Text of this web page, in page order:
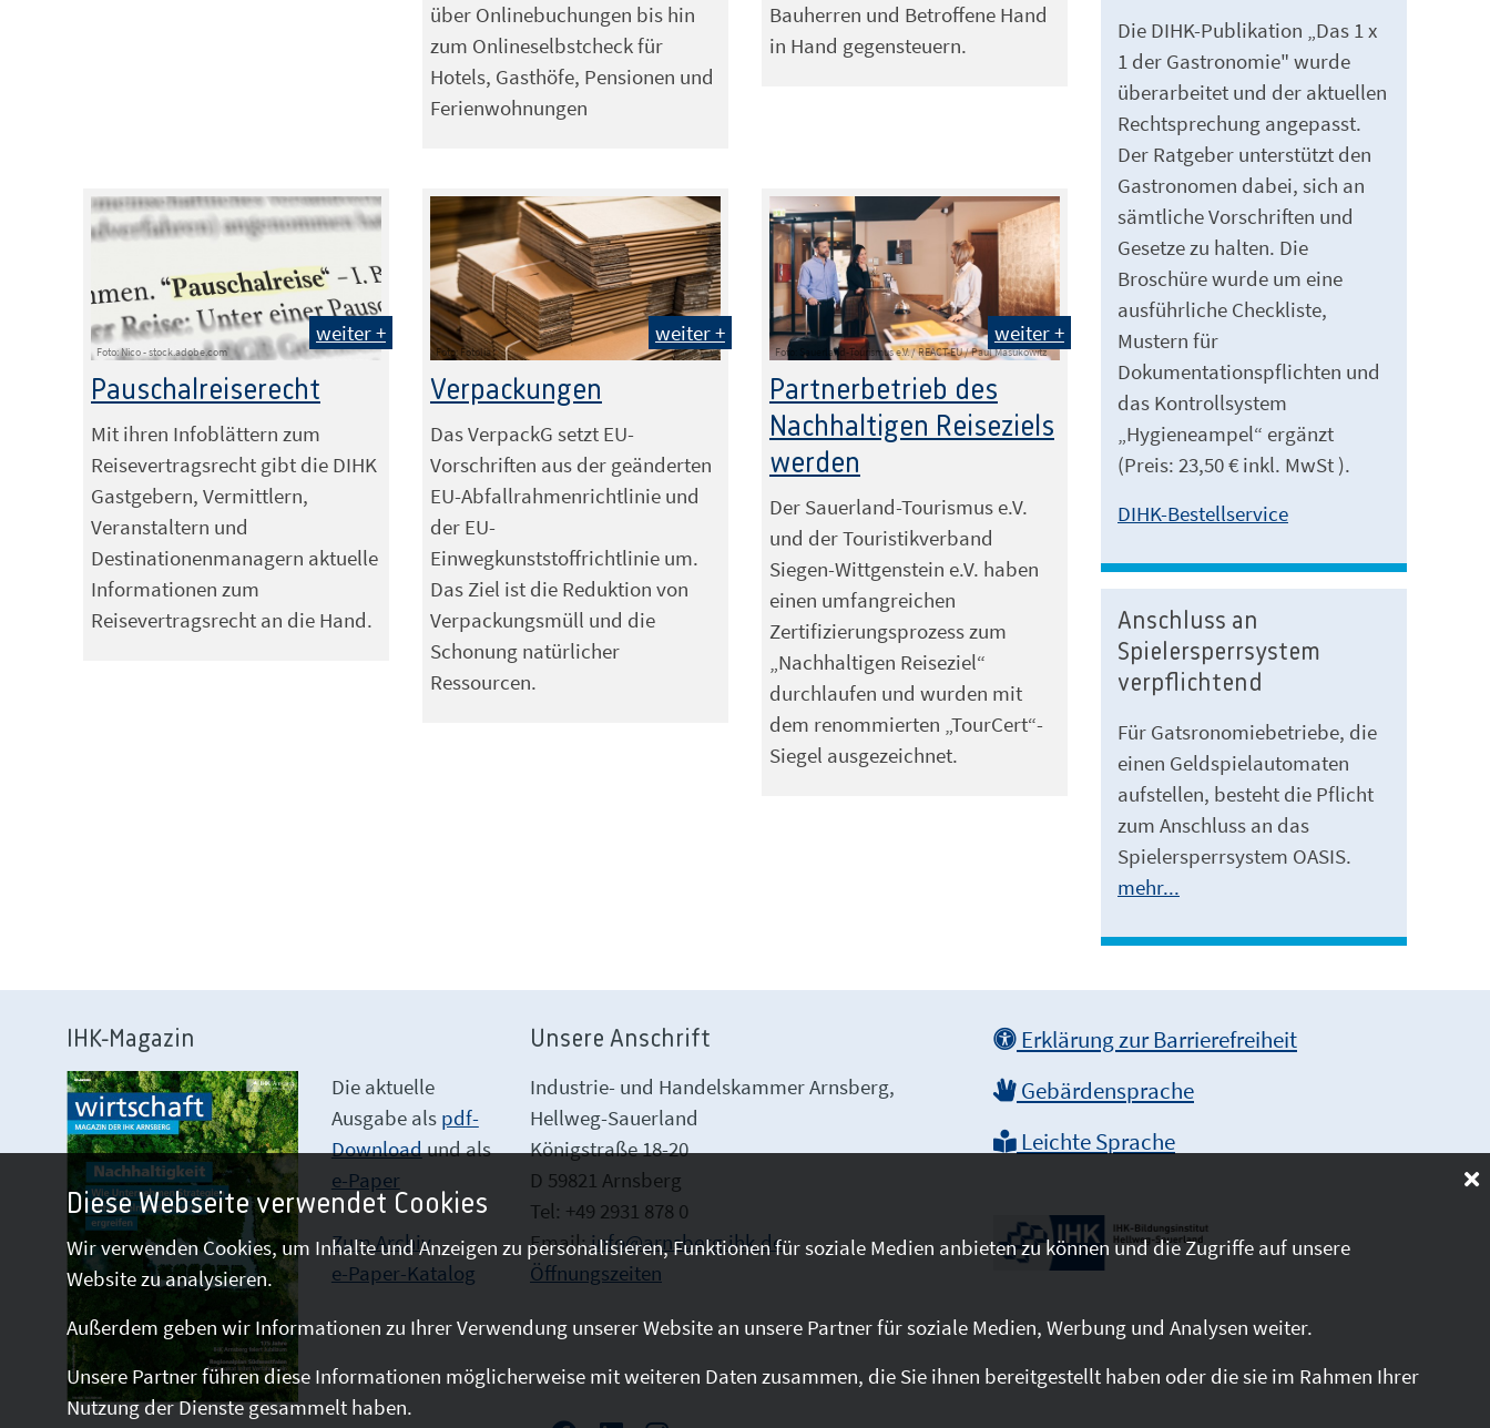
über Onlinebuchungen bis hin
zum Onlineselbstcheck für
Hotels, Gasthöfe, Pensionen und
Ferienwohnungen
Bauherren und Betroffene Hand
in Hand gegensteuern.
Foto: Nico - stock.adobe.com
weiter +
Pauschalreiserecht
Mit ihren Infoblättern zum
Reisevertragsrecht gibt die DIHK
Gastgebern, Vermittlern,
Veranstaltern und
Destinationenmanagern aktuelle
Informationen zum
Reisevertragsrecht an die Hand.
Foto: Fotolia
weiter +
Verpackungen
Das VerpackG setzt EU-
Vorschriften aus der geänderten
EU-Abfallrahmenrichtlinie und
der EU-
Einwegkunststoffrichtlinie um.
Das Ziel ist die Reduktion von
Verpackungsmüll und die
Schonung natürlicher
Ressourcen.
Foto: Sauerland-Tourismus e.V. / REACT-EU / Paul Masukowitz
weiter +
Partnerbetrieb des
Nachhaltigen Reiseziels
werden
Der Sauerland-Tourismus e.V.
und der Touristikverband
Siegen-Wittgenstein e.V. haben
einen umfangreichen
Zertifizierungsprozess zum
„Nachhaltigen Reiseziel“
durchlaufen und wurden mit
dem renommierten „TourCert“-
Siegel ausgezeichnet.
Die DIHK-Publikation „Das 1 x
1 der Gastronomie" wurde
überarbeitet und der aktuellen
Rechtsprechung angepasst.
Der Ratgeber unterstützt den
Gastronomen dabei, sich an
sämtliche Vorschriften und
Gesetze zu halten. Die
Broschüre wurde um eine
ausführliche Checkliste,
Mustern für
Dokumentationspflichten und
das Kontrollsystem
„Hygieneampel“ ergänzt
(Preis: 23,50 € inkl. MwSt ).
DIHK-Bestellservice
Anschluss an
Spielersperrsystem
verpflichtend
Für Gatsronomiebetriebe, die
einen Geldspielautomaten
aufstellen, besteht die Pflicht
zum Anschluss an das
Spielersperrsystem OASIS.
mehr...
IHK-Magazin
Die aktuelle
Ausgabe als pdf-
Downloadund als
e-Paper
Zum Archiv
e-Paper-Katalog
Unsere Anschrift
Industrie- und Handelskammer Arnsberg,
Hellweg-Sauerland
Königstraße 18-20
D 59821 Arnsberg
Tel: +49 2931 878 0
Email:info@arnsberg.ihk.de
Öffnungszeiten
Erklärung zur Barrierefreiheit
Gebärdensprache
Leichte Sprache
Diese Webseite verwendet Cookies
Wir verwenden Cookies, um Inhalte und Anzeigen zu personalisieren, Funktionen für soziale Medien anbieten zu können und die Zugriffe auf unsere
Website zu analysieren.
Außerdem geben wir Informationen zu Ihrer Verwendung unserer Website an unsere Partner für soziale Medien, Werbung und Analysen weiter.
Unsere Partner führen diese Informationen möglicherweise mit weiteren Daten zusammen, die Sie ihnen bereitgestellt haben oder die sie im Rahmen Ihrer
Nutzung der Dienste gesammelt haben.